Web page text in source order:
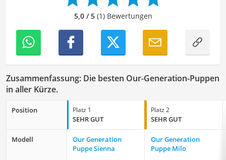
5,0 / 5(1) Bewertungen
Zusammenfassung: Die besten Our-Generation-Puppen
in aller Kürze.
Position Platz 1
SEHR GUT
Platz 2
SEHR GUT
Modell
Our Generation
Puppe Sienna
Our Generation
Puppe Milo